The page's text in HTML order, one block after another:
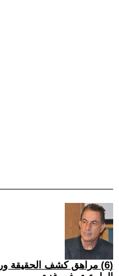
(6) مراهق كشف الحقيقة